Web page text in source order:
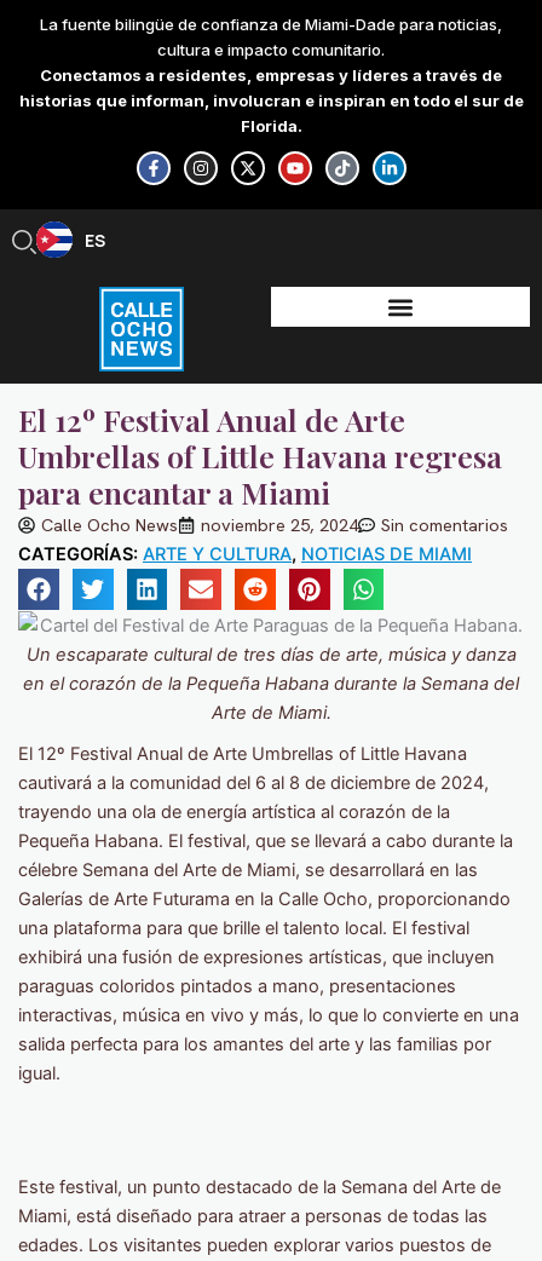
content
La fuente bilingüe de confianza de Miami-Dade para noticias,
cultura e impacto comunitario.
Conectamos a residentes, empresas y líderes a través de
historias que informan, involucran e inspiran en todo el sur de
Florida.
F
a
c
e
-
f
I
n
s
t
X
-
t
w
Y
o
u
t
T
i
k
t
L
i
n
k
-
i
n
ES
EN
El 12º Festival Anual de Arte
Umbrellas of Little Havana regresa
para encantar a Miami
Calle Ocho News noviembre 25, 2024 Sin comentarios
CATEGORÍAS: ARTE Y CULTURA, NOTICIAS DE MIAMI
Un escaparate cultural de tres días de arte, música y danza
en el corazón de la Pequeña Habana durante la Semana del
Arte de Miami.
El 12º Festival Anual de Arte Umbrellas of Little Havana
cautivará a la comunidad del 6 al 8 de diciembre de 2024,
trayendo una ola de energía artística al corazón de la
Pequeña Habana. El festival, que se llevará a cabo durante la
célebre Semana del Arte de Miami, se desarrollará en las
Galerías de Arte Futurama en la Calle Ocho, proporcionando
una plataforma para que brille el talento local. El festival
exhibirá una fusión de expresiones artísticas, que incluyen
paraguas coloridos pintados a mano, presentaciones
interactivas, música en vivo y más, lo que lo convierte en una
salida perfecta para los amantes del arte y las familias por
igual.
Este festival, un punto destacado de la Semana del Arte de
Miami, está diseñado para atraer a personas de todas las
edades. Los visitantes pueden explorar varios puestos de